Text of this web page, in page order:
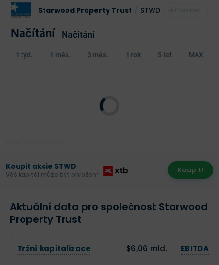
Starwood Property Trust STWD
Načítání Načítání
1 týd. 1 měs. 3 měs. 1 rok 5 let MAX
Koupit akcie STWD
Váš kapitál může být ohrožen* Koupit!
Aktuální data pro společnost Starwood
Property Trust
Tržní kapitalizace $6,06 mld. EBITDA